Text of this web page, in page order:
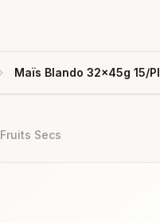
Maïs Blando 32x45g 15/pl
Fruits Secs